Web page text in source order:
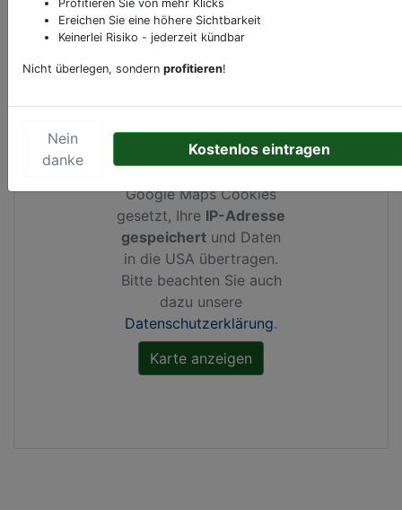
KartenansichtChurer Straße 15
Durch Aktivierung dieser
Google Maps Cookies
gesetzt, Ihre IP-Adresse
gespeichert und Daten
in die USA übertragen.
Bitte beachten Sie auch
dazu unsere
Datenschutzerklärung.
Profitieren Sie von mehr Klicks
Ereichen Sie eine höhere Sichtbarkeit
Keinerlei Risiko - jederzeit kündbar
Nicht überlegen, sondern profitieren!
Nein
danke
Kostenlos eintragen